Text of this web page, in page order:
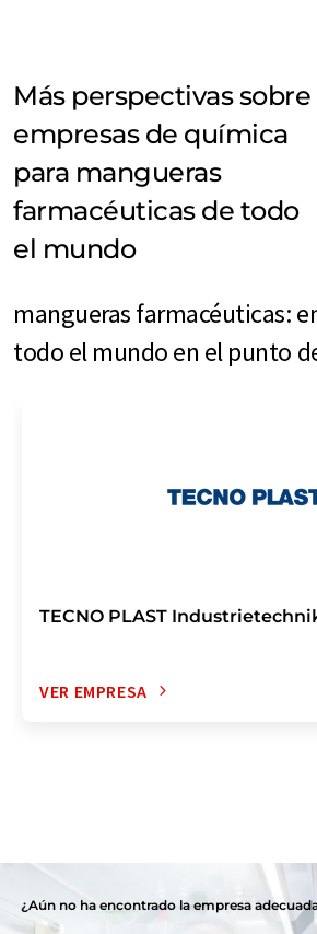
Más perspectivas sobre
empresas de química
para mangueras
farmacéuticas de todo
el mundo
mangueras farmacéuticas:
todo el mundo en el punto
TECNO PLAST
VER EMPRESA
¿Aún no ha encontrado la empresa